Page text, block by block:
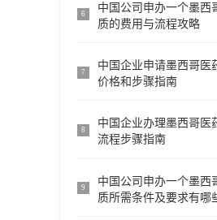
6
中国公司申办一个墨西
质的费用与流程攻略
7
中国企业申请墨西哥医
价格和步骤指南
8
中国企业办理墨西哥医
流程步骤指南
9
中国公司申办一个墨西
质所需条件及要求有哪